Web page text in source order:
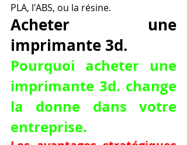
PLA, l'ABS, ou la résine.
Acheter une
imprimante 3d.
Pourquoi acheter une
imprimante 3d. change
la donne dans votre
entreprise.